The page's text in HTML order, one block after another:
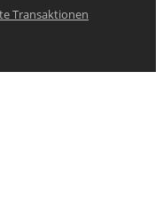
Transaktionen